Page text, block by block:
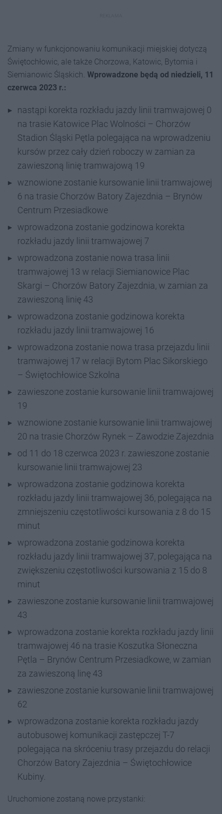
Zmiany w funkcjonowaniu komunikacji miejskiej dotyczą
Świętochłowic, ale także Chorzowa, Katowic, Bytomia i
Siemianowic Śląskich. Wprowadzone będą od niedzieli, 11
czerwca 2023 r.:
nastąpi korekta rozkładu jazdy linii tramwajowej 0
na trasie Katowice Plac Wolności – Chorzów
Stadion Śląski Pętla polegająca na wprowadzeniu
kursów przez cały dzień roboczy w zamian za
zawieszoną linię tramwajową 19
wznowione zostanie kursowanie linii tramwajowej
6 na trasie Chorzów Batory Zajezdnia – Brynów
Centrum Przesiadkowe
wprowadzona zostanie godzinowa korekta
rozkładu jazdy linii tramwajowej 7
wprowadzona zostanie nowa trasa linii
tramwajowej 13 w relacji Siemianowice Plac
Skargi – Chorzów Batory Zajezdnia, w zamian za
zawieszoną linię 43
wprowadzona zostanie godzinowa korekta
rozkładu jazdy linii tramwajowej 16
wprowadzona zostanie nowa trasa przejazdu linii
tramwajowej 17 w relacji Bytom Plac Sikorskiego
– Świętochłowice Szkolna
zawieszone zostanie kursowanie linii tramwajowej
19
wznowione zostanie kursowanie linii tramwajowej
20 na trasie Chorzów Rynek – Zawodzie Zajezdnia
od 11 do 18 czerwca 2023 r. zawieszone zostanie
kursowanie linii tramwajowej 23
wprowadzona zostanie godzinowa korekta
rozkładu jazdy linii tramwajowej 36, polegająca na
zmniejszeniu częstotliwości kursowania z 8 do 15
minut
wprowadzona zostanie godzinowa korekta
rozkładu jazdy linii tramwajowej 37, polegająca na
zwiększeniu częstotliwości kursowania z 15 do 8
minut
zawieszone zostanie kursowanie linii tramwajowej
43
wprowadzona zostanie korekta rozkładu jazdy linii
tramwajowej 46 na trasie Koszutka Słoneczna
Pętla – Brynów Centrum Przesiadkowe, w zamian
za zawieszoną linę 43
zawieszone zostanie kursowanie linii tramwajowej
62
wprowadzona zostanie korekta rozkładu jazdy
autobusowej komunikacji zastępczej T-7
polegająca na skróceniu trasy przejazdu do relacji
Chorzów Batory Zajezdnia – Świętochłowice
Kubiny.
Uruchomione zostaną nowe przystanki: